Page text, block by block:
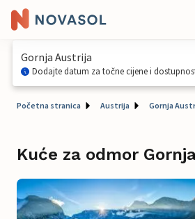
Gornja Austrija
Dodajte datum za točne cijene i
Početna stranica Austrija Gornja
Kuće za odmor